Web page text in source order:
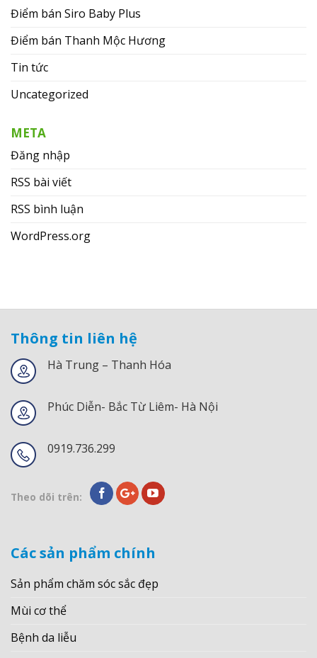
Điểm bán Siro Baby Plus
Điểm bán Thanh Mộc Hương
Tin tức
Uncategorized
META
Đăng nhập
RSS bài viết
RSS bình luận
WordPress.org
Thông tin liên hệ
Hà Trung – Thanh Hóa
Phúc Diễn- Bắc Từ Liêm- Hà Nội
0919.736.299
Theo dõi trên:
Các sản phẩm chính
Sản phẩm chăm sóc sắc đẹp
Mùi cơ thể
Bệnh da liễu